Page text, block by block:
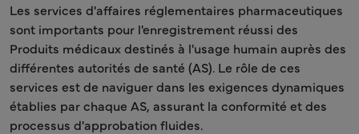
Les services d'affaires réglementaires pharmaceutiques
sont importants pour l'enregistrement réussi des
Produits médicaux destinés à l'usage humain auprès des
différentes autorités de santé (AS). Le rôle de ces
services est de naviguer dans les exigences dynamiques
établies par chaque AS, assurant la conformité et des
processus d'approbation fluides.